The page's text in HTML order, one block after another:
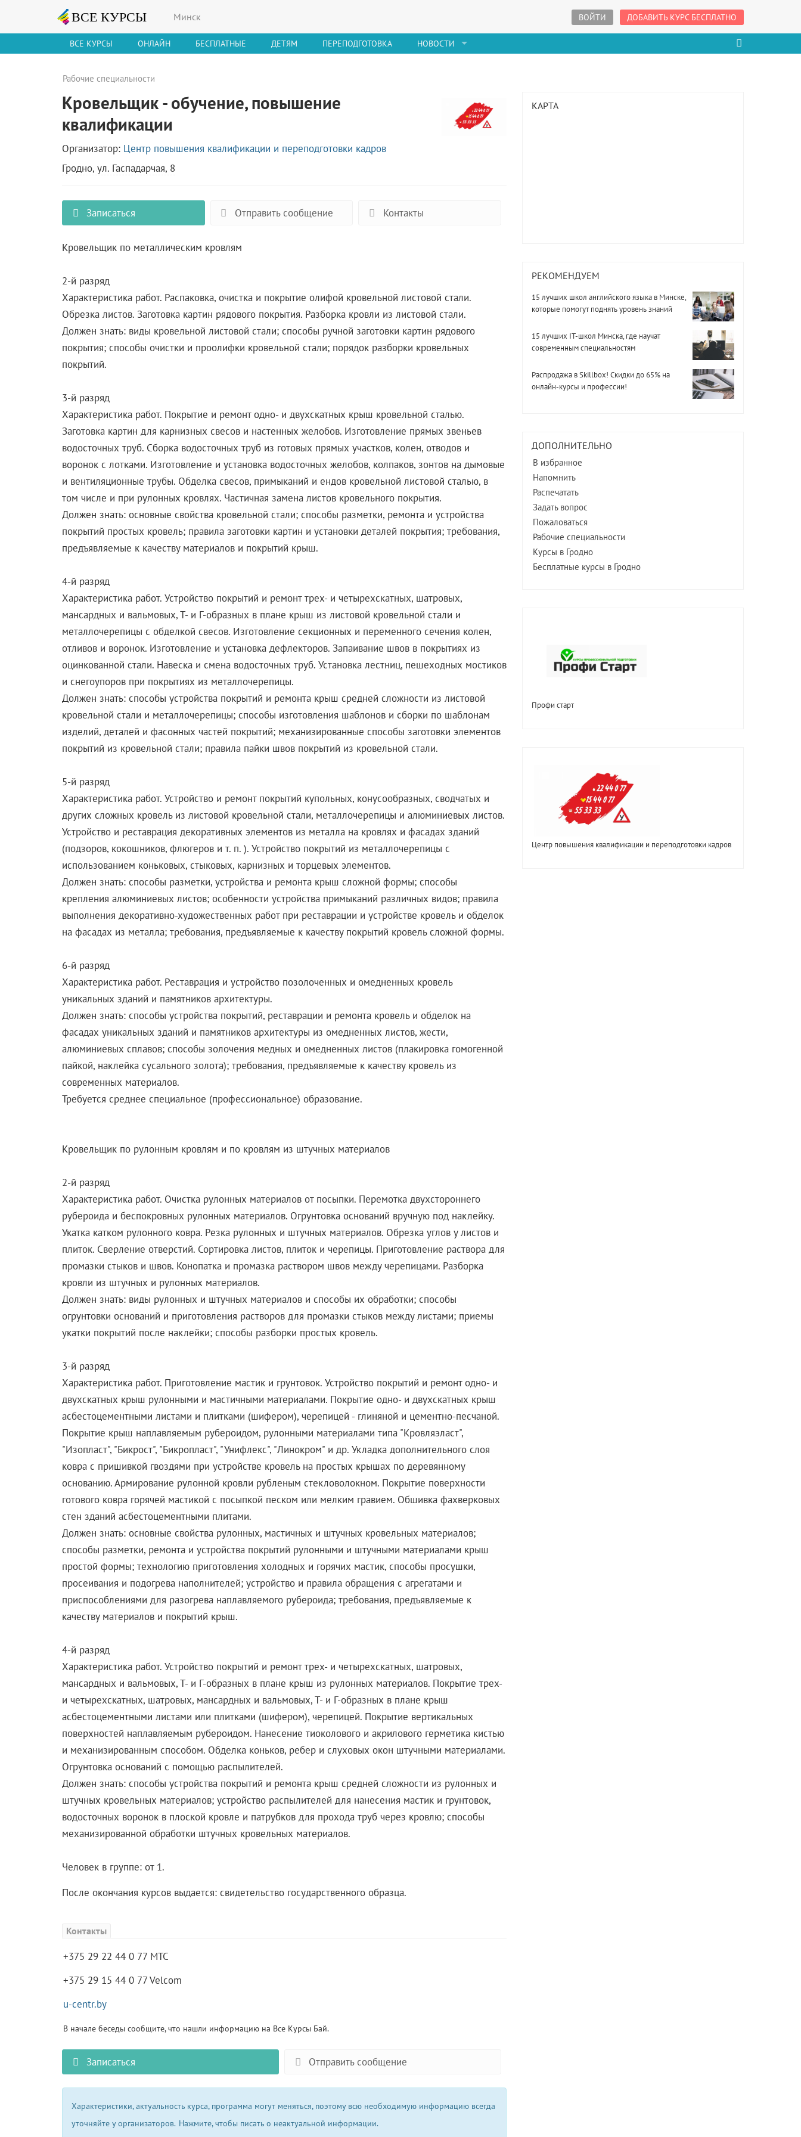
Минск ВОЙТИ ДОБАВИТЬ КУРС БЕСПЛАТНО
ВСЕ КУРСЫ ОНЛАЙН БЕСПЛАТНЫЕ ДЕТЯМ ПЕРЕПОДГОТОВКА НОВОСТИ
Рабочие специальности
Кровельщик - обучение, повышение
квалификации
Организатор: Центр повышения квалификации и переподготовки кадров
Гродно, ул. Гаспадарчая, 8
Записаться Отправить сообщение Контакты
Кровельщик по металлическим кровлям
2-й разряд
Характеристика работ. Распаковка, очистка и покрытие олифой кровельной листовой стали.
Обрезка листов. Заготовка картин рядового покрытия. Разборка кровли из листовой стали.
Должен знать: виды кровельной листовой стали; способы ручной заготовки картин рядового
покрытия; способы очистки и проолифки кровельной стали; порядок разборки кровельных
покрытий.
3-й разряд
Характеристика работ. Покрытие и ремонт одно- и двухскатных крыш кровельной сталью.
Заготовка картин для карнизных свесов и настенных желобов. Изготовление прямых звеньев
водосточных труб. Сборка водосточных труб из готовых прямых участков, колен, отводов и
воронок с лотками. Изготовление и установка водосточных желобов, колпаков, зонтов на дымовые
и вентиляционные трубы. Обделка свесов, примыканий и ендов кровельной листовой сталью, в
том числе и при рулонных кровлях. Частичная замена листов кровельного покрытия.
Должен знать: основные свойства кровельной стали; способы разметки, ремонта и устройства
покрытий простых кровель; правила заготовки картин и установки деталей покрытия; требования,
предъявляемые к качеству материалов и покрытий крыш.
4-й разряд
Характеристика работ. Устройство покрытий и ремонт трех- и четырехскатных, шатровых,
мансардных и вальмовых, Т- и Г-образных в плане крыш из листовой кровельной стали и
металлочерепицы с обделкой свесов. Изготовление секционных и переменного сечения колен,
отливов и воронок. Изготовление и установка дефлекторов. Запаивание швов в покрытиях из
оцинкованной стали. Навеска и смена водосточных труб. Установка лестниц, пешеходных мостиков
и снегоупоров при покрытиях из металлочерепицы.
Должен знать: способы устройства покрытий и ремонта крыш средней сложности из листовой
кровельной стали и металлочерепицы; способы изготовления шаблонов и сборки по шаблонам
изделий, деталей и фасонных частей покрытий; механизированные способы заготовки элементов
покрытий из кровельной стали; правила пайки швов покрытий из кровельной стали.
5-й разряд
Характеристика работ. Устройство и ремонт покрытий купольных, конусообразных, сводчатых и
других сложных кровель из листовой кровельной стали, металлочерепицы и алюминиевых листов.
Устройство и реставрация декоративных элементов из металла на кровлях и фасадах зданий
(подзоров, кокошников, флюгеров и т. п. ). Устройство покрытий из металлочерепицы с
использованием коньковых, стыковых, карнизных и торцевых элементов.
Должен знать: способы разметки, устройства и ремонта крыш сложной формы; способы
крепления алюминиевых листов; особенности устройства примыканий различных видов; правила
выполнения декоративно-художественных работ при реставрации и устройстве кровель и обделок
на фасадах из металла; требования, предъявляемые к качеству покрытий кровель сложной формы.
6-й разряд
Характеристика работ. Реставрация и устройство позолоченных и омедненных кровель
уникальных зданий и памятников архитектуры.
Должен знать: способы устройства покрытий, реставрации и ремонта кровель и обделок на
фасадах уникальных зданий и памятников архитектуры из омедненных листов, жести,
алюминиевых сплавов; способы золочения медных и омедненных листов (плакировка гомогенной
пайкой, наклейка сусального золота); требования, предъявляемые к качеству кровель из
современных материалов.
Требуется среднее специальное (профессиональное) образование.
Кровельщик по рулонным кровлям и по кровлям из штучных материалов
2-й разряд
Характеристика работ. Очистка рулонных материалов от посыпки. Перемотка двухстороннего
рубероида и беспокровных рулонных материалов. Огрунтовка оснований вручную под наклейку.
Укатка катком рулонного ковра. Резка рулонных и штучных материалов. Обрезка углов у листов и
плиток. Сверление отверстий. Сортировка листов, плиток и черепицы. Приготовление раствора для
промазки стыков и швов. Конопатка и промазка раствором швов между черепицами. Разборка
кровли из штучных и рулонных материалов.
Должен знать: виды рулонных и штучных материалов и способы их обработки; способы
огрунтовки оснований и приготовления растворов для промазки стыков между листами; приемы
укатки покрытий после наклейки; способы разборки простых кровель.
3-й разряд
Характеристика работ. Приготовление мастик и грунтовок. Устройство покрытий и ремонт одно- и
двухскатных крыш рулонными и мастичными материалами. Покрытие одно- и двухскатных крыш
асбестоцементными листами и плитками (шифером), черепицей - глиняной и цементно-песчаной.
Покрытие крыш наплавляемым рубероидом, рулонными материалами типа "Кровляэласт",
"Изопласт", "Бикрост", "Бикропласт", "Унифлекс", "Линокром" и др. Укладка дополнительного слоя
ковра с пришивкой гвоздями при устройстве кровель на простых крышах по деревянному
основанию. Армирование рулонной кровли рубленым стекловолокном. Покрытие поверхности
готового ковра горячей мастикой с посыпкой песком или мелким гравием. Обшивка фахверковых
стен зданий асбестоцементными плитами.
Должен знать: основные свойства рулонных, мастичных и штучных кровельных материалов;
способы разметки, ремонта и устройства покрытий рулонными и штучными материалами крыш
простой формы; технологию приготовления холодных и горячих мастик, способы просушки,
просеивания и подогрева наполнителей; устройство и правила обращения с агрегатами и
приспособлениями для разогрева наплавляемого рубероида; требования, предъявляемые к
качеству материалов и покрытий крыш.
4-й разряд
Характеристика работ. Устройство покрытий и ремонт трех- и четырехскатных, шатровых,
мансардных и вальмовых, Т- и Г-образных в плане крыш из рулонных материалов. Покрытие трех-
и четырехскатных, шатровых, мансардных и вальмовых, Т- и Г-образных в плане крыш
асбестоцементными листами или плитками (шифером), черепицей. Покрытие вертикальных
поверхностей наплавляемым рубероидом. Нанесение тиоколового и акрилового герметика кистью
и механизированным способом. Обделка коньков, ребер и слуховых окон штучными материалами.
Огрунтовка оснований с помощью распылителей.
Должен знать: способы устройства покрытий и ремонта крыш средней сложности из рулонных и
штучных кровельных материалов; устройство распылителей для нанесения мастик и грунтовок,
водосточных воронок в плоской кровле и патрубков для прохода труб через кровлю; способы
механизированной обработки штучных кровельных материалов.
Человек в группе: от 1.
После окончания курсов выдается: свидетельство государственного образца.
Контакты
+375 29 22 44 0 77 MTC
+375 29 15 44 0 77 Velcom
u-centr.by
В начале беседы сообщите, что нашли информацию на Все Курсы Бай.
Записаться Отправить сообщение
Характеристики, актуальность курса, программа могут меняться, поэтому всю необходимую информацию всегда
уточняйте у организаторов. Нажмите, чтобы писать о неактуальной информации.
КАРТА
РЕКОМЕНДУЕМ
15 лучших школ английского языка в Минске,
которые помогут поднять уровень знаний
15 лучших IT-школ Минска, где научат
современным специальностям
Распродажа в Skillbox! Скидки до 65% на
онлайн-курсы и профессии!
ДОПОЛНИТЕЛЬНО
В избранное
Напомнить
Распечатать
Задать вопрос
Пожаловаться
Рабочие специальности
Курсы в Гродно
Бесплатные курсы в Гродно
Профи старт
Центр повышения квалификации и переподготовки кадров